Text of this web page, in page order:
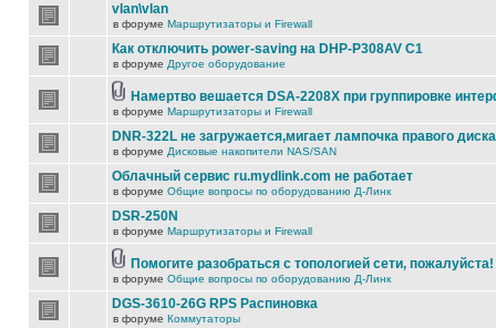
vlan\vlan
в форуме Маршрутизаторы и Firewall
Как отключить power-saving на DHP-P308AV C1
в форуме Другое оборудование
Намертво вешается DSA-2208X при группировке
в форуме Маршрутизаторы и Firewall
DNR-322L не загружается,мигает лампочка правого диска
в форуме Дисковые накопители NAS/SAN
Облачный сервис ru.mydlink.com не работает
в форуме Общие вопросы по оборудованию Д-Линк
DSR-250N
в форуме Маршрутизаторы и Firewall
Помогите разобраться с топологией сети, пожалуйста!
в форуме Общие вопросы по оборудованию Д-Линк
DGS-3610-26G RPS Распиновка
в форуме Коммутаторы